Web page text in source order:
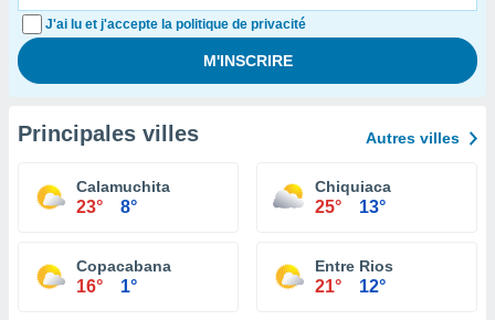
J'ai lu et j'accepte la politique de privacité
Principales villes Autres villes
Calamuchita
23° 8°
Chiquiaca
25° 13°
Copacabana
16° 1°
Entre Rios
21° 12°